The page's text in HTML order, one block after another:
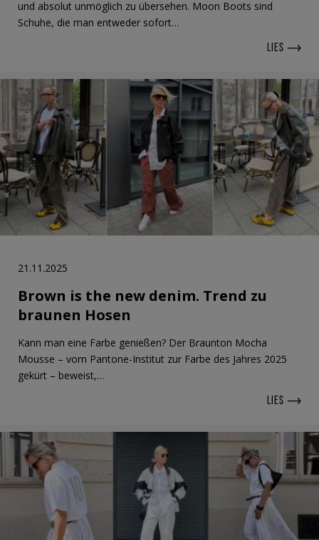
und absolut unmöglich zu übersehen. Moon Boots sind
Schuhe, die man entweder sofort…
LIES
21.11.2025
Brown is the new denim. Trend zu
braunen Hosen
Kann man eine Farbe genießen? Der Braunton Mocha
Mousse – vom Pantone-Institut zur Farbe des Jahres 2025
gekürt – beweist,…
LIES